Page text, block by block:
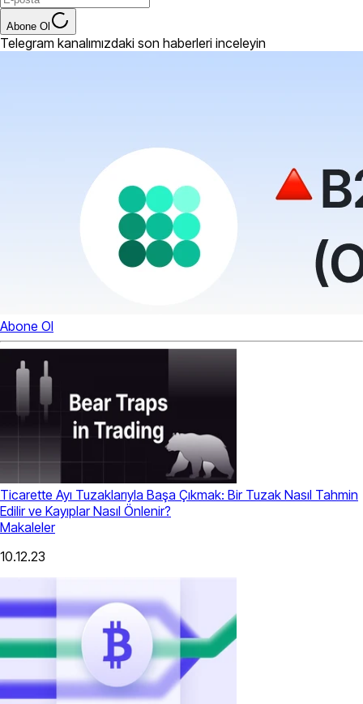
Abone Ol
Telegram kanalımızdaki son haberleri inceleyin
Abone Ol
Ticarette Ayı Tuzaklarıyla Başa Çıkmak: Bir Tuzak Nasıl Tahmin
Edilir ve Kayıplar Nasıl Önlenir?
Makaleler
10.12.23